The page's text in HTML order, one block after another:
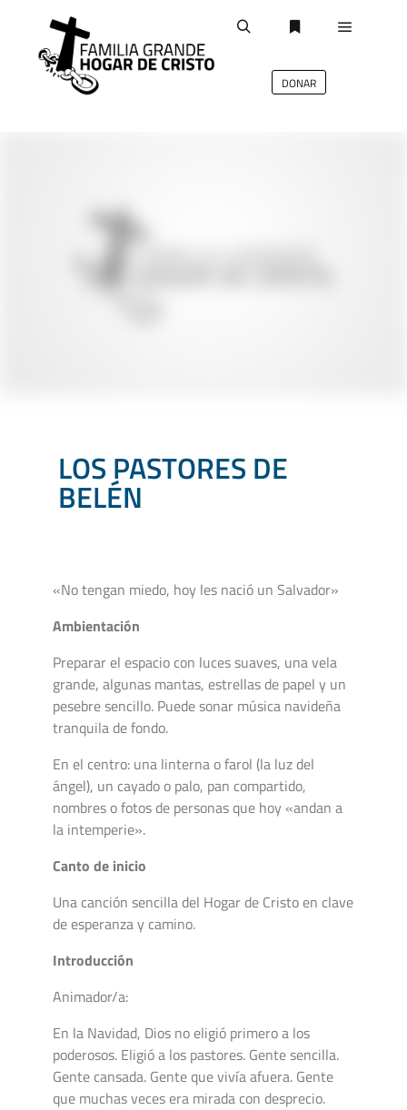
DONAR
LOS PASTORES DE
BELÉN
«No tengan miedo, hoy les nació un Salvador»
Ambientación
Preparar el espacio con luces suaves, una vela
grande, algunas mantas, estrellas de papel y un
pesebre sencillo. Puede sonar música navideña
tranquila de fondo.
En el centro: una linterna o farol (la luz del
ángel), un cayado o palo, pan compartido,
nombres o fotos de personas que hoy «andan a
la intemperie».
Canto de inicio
Una canción sencilla del Hogar de Cristo en clave
de esperanza y camino.
Introducción
Animador/a:
En la Navidad, Dios no eligió primero a los
poderosos. Eligió a los pastores. Gente sencilla.
Gente cansada. Gente que vivía afuera. Gente
que muchas veces era mirada con desprecio.